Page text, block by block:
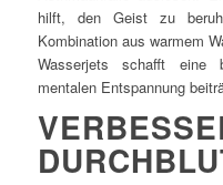
hilft, den Geist zu
Kombination aus warmem
Wasserjets schafft eine
mentalen Entspannung